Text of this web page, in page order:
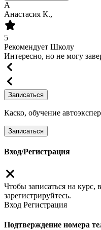
А
Анастасия К.,
5
Рекомендует Школу
Интересно, но не могу
Записаться
Каско, обучение
Записаться
Вход/Регистрация
Чтобы записаться на
зарегистрируйтесь.
Вход Регистрация
Подтверждение номера